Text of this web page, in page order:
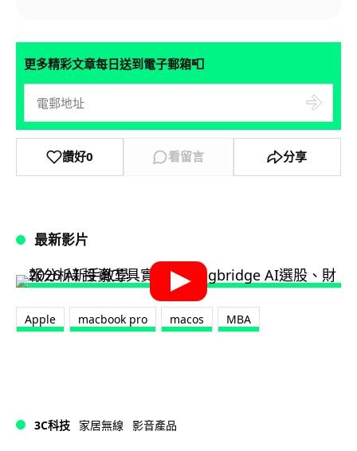
更多精彩文章每日送到電子郵箱📮
讚好0 看留言 分享
最新影片
Apple macbook pro macos MBA
3C科技 家居無線 影音產品